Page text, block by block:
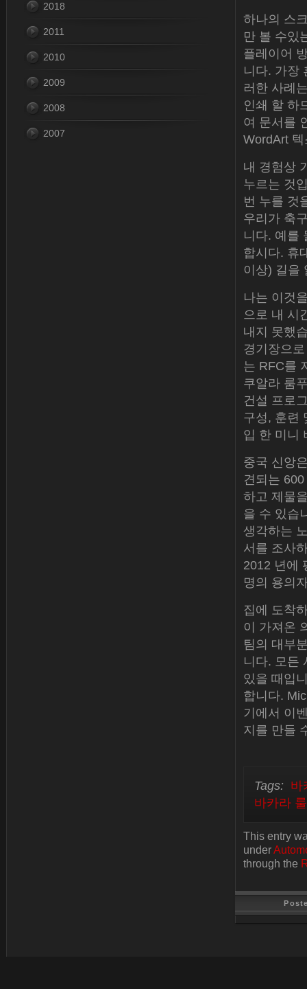
하나의 스
만 볼 수있
플레이어
니다. 가장
러한 사례
인쇄 할 하
여 문서를
WordArt
내 경험상
누르는 것
번 누를 것
우리가 축
니다. 예를
합시다. 휴
이상) 길을
나는 이것
으로 내 시
내지 못했
경기장으
는 RFC를
쿠알라 룸
건설 프로
구성, 훈련
입 한 미니
중국 신앙
견되는
하고 제물
을 수 있습
생각하는
서를 조사
2012 년에
명의 용의
집에 도착
이 가져온
팀의 대부
니다. 모든
있을 때입
합니다.
기에서 이
지를 만들
Tags: 바
바카라
This entry
under
through the
2018
2011
2010
2009
2008
2007